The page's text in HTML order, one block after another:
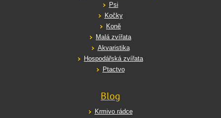
Psi
Kočky
Koně
Malá zvířata
Akvaristika
Hospodářská zvířata
Ptactvo
Blog
Krmivo rádce